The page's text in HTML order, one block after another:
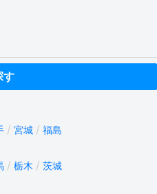
す
宮城
福島
栃木
茨城